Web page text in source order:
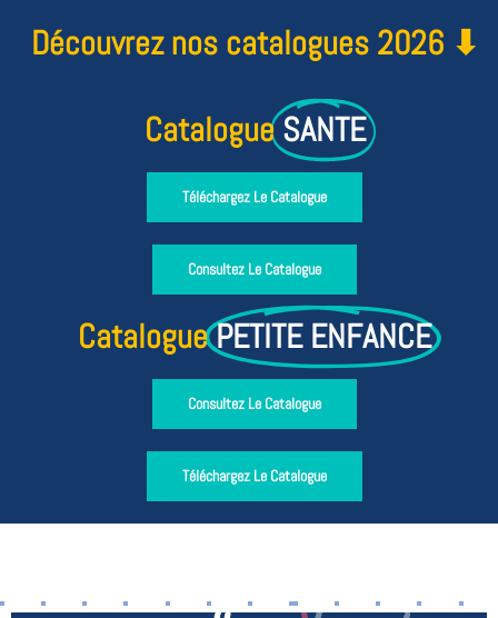
Découvrez nos catalogues 2026 ⬇
Catalogue SANTE
Téléchargez Le Catalogue
Consultez Le Catalogue
CataloguePETITE ENFANCE
Consultez Le Catalogue
Téléchargez Le Catalogue